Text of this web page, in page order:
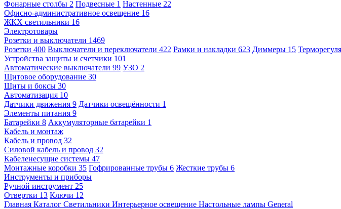
Фонарные столбы 2 Подвесные 1 Настенные 22
Офисно-административное освещение 16
ЖКХ светильники 16
Электротовары
Розетки и выключатели 1469
Розетки 400 Выключатели и переключатели 422 Рамки и накладки 623 Диммеры 15
Устройства защиты и счетчики 101
Автоматические выключатели 99 УЗО 2
Щитовое оборудование 30
Щиты и боксы 30
Автоматизация 10
Датчики движения 9 Датчики освещённости 1
Элементы питания 9
Батарейки 8 Аккумуляторные батарейки 1
Кабель и монтаж
Кабель и провод 32
Силовой кабель и провод 32
Кабеленесущие системы 47
Монтажные коробки 35 Гофрированные трубы 6 Жесткие трубы 6
Инструменты и приборы
Ручной инструмент 25
Отвертки 13 Ключи 12
Главная Каталог Светильники Интерьерное освещение Настольные лампы General